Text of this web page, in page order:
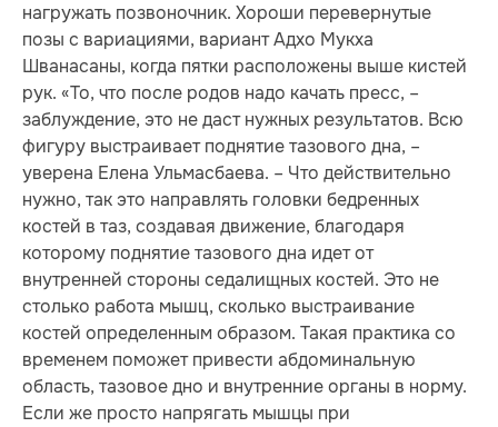
нагружать позвоночник. Хороши перевернутые
позы с вариациями, вариант Адхо Мукха
Шванасаны, когда пятки расположены выше кистей
рук. «То, что после родов надо качать пресс, –
заблуждение, это не даст нужных результатов. Всю
фигуру выстраивает поднятие тазового дна, –
уверена Елена Ульмасбаева. – Что действительно
нужно, так это направлять головки бедренных
костей в таз, создавая движение, благодаря
которому поднятие тазового дна идет от
внутренней стороны седалищных костей. Это не
столько работа мышц, сколько выстраивание
костей определенным образом. Такая практика со
временем поможет привести абдоминальную
область, тазовое дно и внутренние органы в норму.
Если же просто напрягать мышцы при